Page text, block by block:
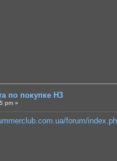
по покупке Н3
pm »
forum/